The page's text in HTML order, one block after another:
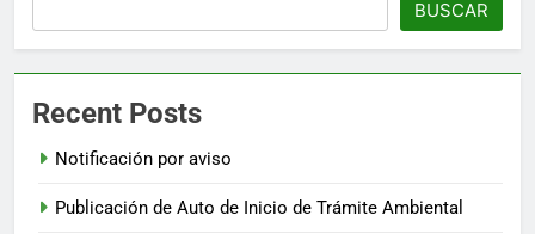
BUSCAR
Recent Posts
Notificación por aviso
Publicación de Auto de Inicio de Trámite Ambiental